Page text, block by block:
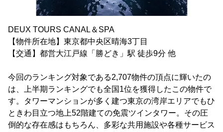
DEUX TOURS CANAL＆SPA
【物件所在地】東京都中央区晴海3丁目
【交通】都営大江戸線「勝どき」駅 徒歩9分 他
今回のランキング対象である2,707物件の頂点に輝いたの
は、上半期ランキングでも全国1位を獲得したこの物件で
す。タワーマンションが多く建つ東京の湾岸エリアでもひ
ときわ目立つ地上52階建ての免震ツインタワー。その圧
倒的な存在感はもちろん、多彩な共用施設や各種サービス